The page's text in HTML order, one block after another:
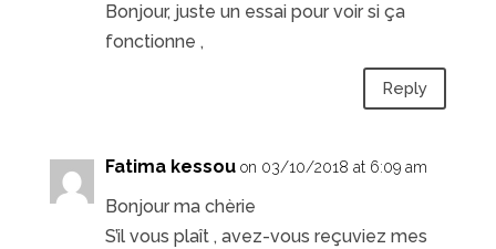
Bonjour, juste un essai pour voir si ça
fonctionne ,
Reply
Fatima kessou on 03/10/2018 at 6:09 am
Bonjour ma chèrie
S’il vous plaît , avez-vous reçuviez mes